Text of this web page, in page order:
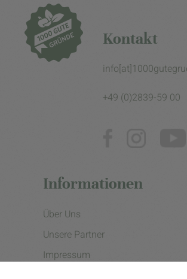
Kontakt
+49 (0)2839-59 00
Informationen
Über Uns
Unsere Partner
Impressum